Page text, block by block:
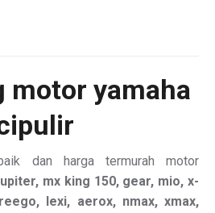
motor yamaha
dan harga termurah motor
mx king 150, gear, mio, x-
lexi, aerox, nmax, xmax,